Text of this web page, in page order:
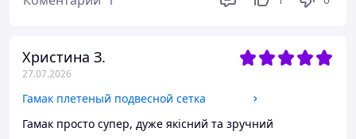
Христина З.
27.07.2026
Гамак плетеный подвесной сетка
Гамак просто супер, дуже якісний та зручний